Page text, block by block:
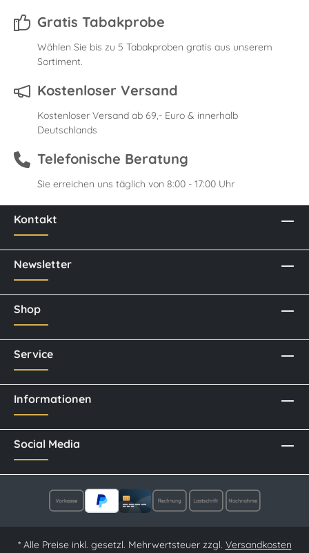
Gratis Tabakprobe
Wählen Sie bis zu 5 Tabakproben gratis aus unserem
Sortiment.
Kostenloser Versand
Kostenloser Versand ab 69,- Euro & innerhalb
Deutschlands
Telefonische Beratung
Sie erreichen uns täglich von 8:00 - 17:00 Uhr
Kontakt
Newsletter
Social Media
Shop
Service
Informationen
* Alle Preise inkl. gesetzl. Mehrwertsteuer zzgl. Versandkosten